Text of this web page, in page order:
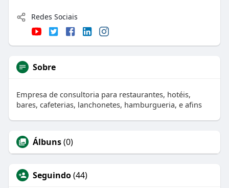
Redes Sociais
Sobre
Empresa de consultoria para restaurantes, hotéis,
bares, cafeterias, lanchonetes, hamburgueria, e afins
Álbuns(0)
Seguindo(44)